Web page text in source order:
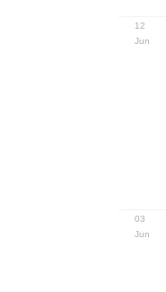
12
Jun
03
Jun